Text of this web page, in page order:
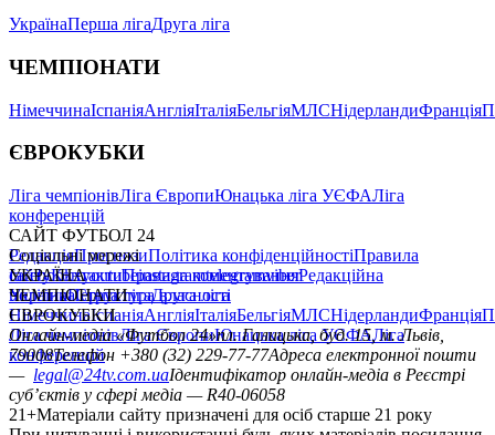
УкраїнаПерша лігаДруга ліга
ЧЕМПІОНАТИ
НімеччинаІспаніяАнгліяІталіяБельгіяМЛСНідерландиФранція
ЄВРОКУБКИ
Ліга чемпіонівЛіга ЄвропиЮнацька ліга УЄФАЛіга
конференцій
САЙТ ФУТБОЛ 24
РедакціяПрогнозиПолітика конфіденційностіПравила
сайтуКонтактиПравила коментуванняРедакційна
політикаСтруктура власності
Соціальні мережі
facebookxyoutubeinstagramtelegramviber
УКРАЇНА
УкраїнаПерша лігаДруга ліга
ЧЕМПІОНАТИ
НімеччинаІспаніяАнгліяІталіяБельгіяМЛСНідерландиФранція
ЄВРОКУБКИ
Ліга чемпіонівЛіга ЄвропиЮнацька ліга УЄФАЛіга
конференцій
Онлайн-медіа «Футбол 24»пл. Галицька, буд. 15, м. Львів,
79008Телефон +380 (32) 229-77-77Адреса електронної пошти
— legal@24tv.com.uaІдентифікатор онлайн-медіа в Реєстрі
суб’єктів у сфері медіа — R40-06058
21+Матеріали сайту призначені для осіб старше 21 року